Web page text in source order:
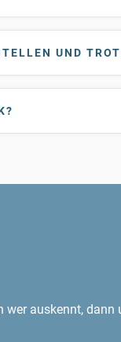
UND
wer auskennt, dann